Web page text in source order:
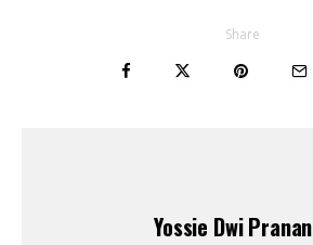
Share
Yossie Dwi